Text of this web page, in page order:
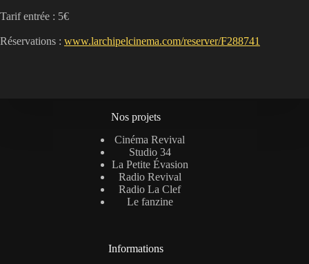
Tarif entrée : 5€
Réservations : www.larchipelcinema.com/reserver/F288741
Nos projets
Cinéma Revival
Studio 34
La Petite Évasion
Radio Revival
Radio La Clef
Le fanzine
Informations